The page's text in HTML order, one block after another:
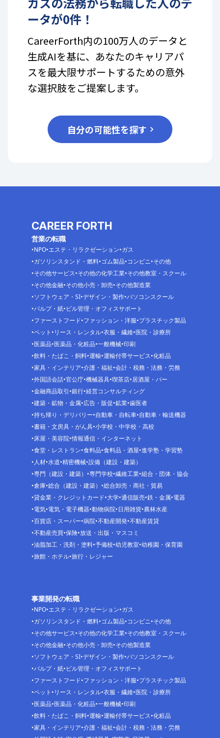
ータが0件！
CareerForth内の100万人のデータと
生成AIを基に、あなたのキャリアパ
スを最大限サポートするための意外
な選択肢をご提案します。
自分の可能性を探す
CAREER FORTH
営業の転職
NPO エステ・リラクゼーション ガス
ガソリンスタンド・燃料 ゴム製品 コンビニ その他
その他サービス その他の化学工業 その他教室・スクール
その他金融 その他小売・卸売 その他製造業
ソフトウェア・SI デザイン・製作 パソコンスクール
パルプ・紙 ビル管理・オフィスサポート
ファーストフード ファッション・洋服 プラスチック製品
ペット リース・レンタル 衣服・繊維 医院・診療所
医薬品 医薬品・化粧品 一般機械 印刷
飲料・たばこ・飼料 運輸 運輸付帯サービス 化粧品
家具・インテリア 介護・福祉 会計・税務・法務・労務
外国語会話 官公庁 機械器具 喫茶店 居酒屋・バー
金融商品取引 銀行 経営コンサルティング
建築・鉱物・金属 広告・販促 鉱業 歯医者
持ち帰り・デリバリー 自動車・自転車 自動車・輸送機器
書籍・文房具・がん具 小学校・中学校・高校
床屋・美容院 情報通信・インターネット
食堂・レストラン 食料品 食料品・酒屋 進学塾・学習塾
人材 水道 精密機械 設備（建設・建築）
専門（建設・建築）
専門学校 繊維工業 組合・団体・協会
倉庫 総合（建設・建築）
総合卸売・商社・貿易
貸金業・クレジットカード 大学 通信販売 鉄・金属 電器
電気 電気・電子機器 動物病院 日用雑貨 農林水産
百貨店・スーパー 病院 不動産開発 不動産賃貸
不動産売買 保険 放送・出版・マスコミ
油脂加工・洗剤・塗料 予備校 幼児教室 幼稚園・保育園
旅館・ホテル 旅行・レジャー
事業開発の転職
NPO エステ・リラクゼーション ガス
ガソリンスタンド・燃料 ゴム製品 コンビニ その他
その他サービス その他の化学工業 その他教室・スクール
その他金融 その他小売・卸売 その他製造業
ソフトウェア・SI デザイン・製作 パソコンスクール
パルプ・紙 ビル管理・オフィスサポート
ファーストフード ファッション・洋服 プラスチック製品
ペット リース・レンタル 衣服・繊維 医院・診療所
医薬品 医薬品・化粧品 一般機械 印刷
飲料・たばこ・飼料 運輸 運輸付帯サービス 化粧品
家具・インテリア 介護・福祉 会計・税務・法務・労務